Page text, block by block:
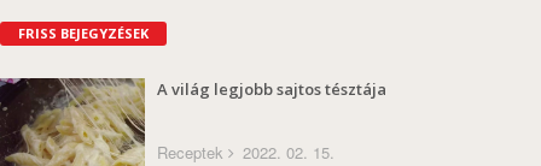
FRISS BEJEGYZÉSEK
A világ legjobb sajtos tésztája
Receptek 2022. 02. 15.